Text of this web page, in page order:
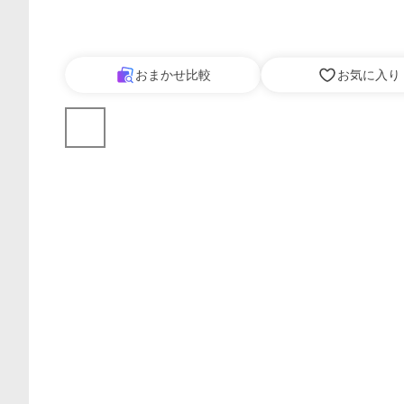
おまかせ比較 お気に入り